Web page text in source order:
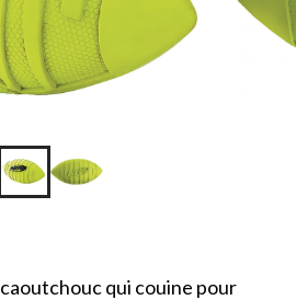
qui couine pour